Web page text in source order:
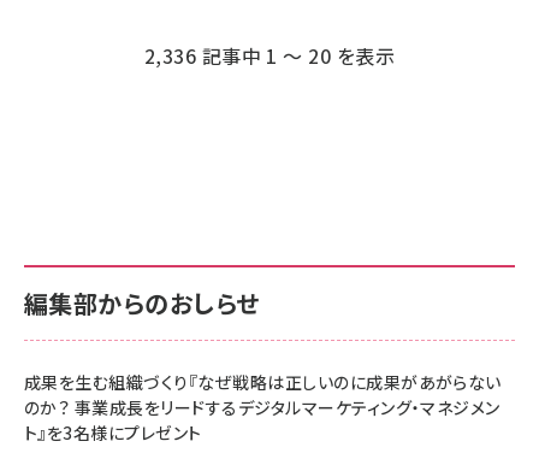
ジ
2,336 記事中 1 ～ 20 を表示
編集部からのおしらせ
成果を生む組織づくり『なぜ戦略は正しいのに成果があがらない
のか？ 事業成長をリードするデジタルマーケティング・マネジメン
ト』を3名様にプレゼント